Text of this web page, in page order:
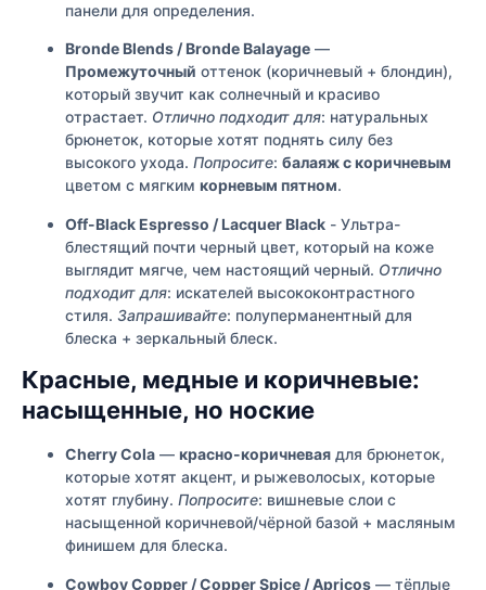
панели для определения.
Bronde Blends / Bronde Balayage —
Промежуточный оттенок (коричневый + блондин),
который звучит как солнечный и красиво
отрастает. Отлично подходит для: натуральных
брюнеток, которые хотят поднять силу без
высокого ухода. Попросите: балаяж с коричневым
цветом с мягким корневым пятном.
Off-Black Espresso / Lacquer Black - Ультра-
блестящий почти черный цвет, который на коже
выглядит мягче, чем настоящий черный. Отлично
подходит для: искателей высококонтрастного
стиля. Запрашивайте: полуперманентный для
блеска + зеркальный блеск.
Красные, медные и коричневые:
насыщенные, но ноские
Cherry Cola — красно-коричневая для брюнеток,
которые хотят акцент, и рыжеволосых, которые
хотят глубину. Попросите: вишневые слои с
насыщенной коричневой/чёрной базой + масляным
финишем для блеска.
Cowboy Copper / Copper Spice / Apricos — тёплые